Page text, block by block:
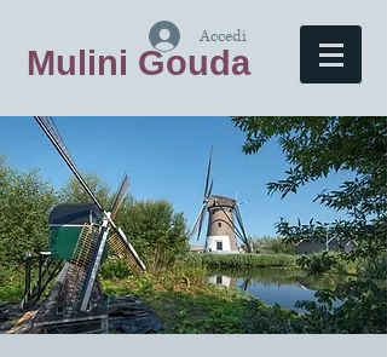
Mulini Gouda
Accedi